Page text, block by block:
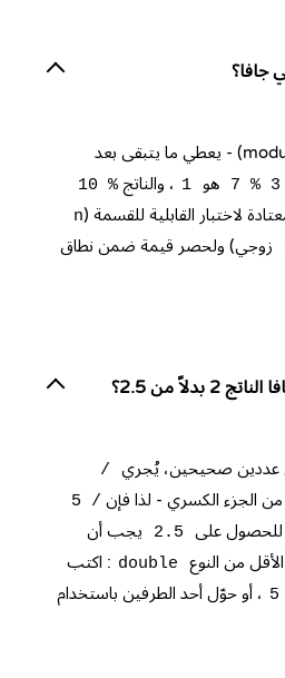
جافا؟
هو معامل الباقي (modulo) - يعطي ما يتبقى بعد
7 % 3 هو 1 ، والناتج 10 %
لاختبار القابلية للقسمة (n
زوجي) ولحصر قيمة ضمن نطاق
عددين صحيحين، يُجري /
الكسري - لذا فإن 5 /
للحصول على 2.5
يجب أن
من النوع
double : اكتب
، أو حوّل أحد الطرفين باستخدام